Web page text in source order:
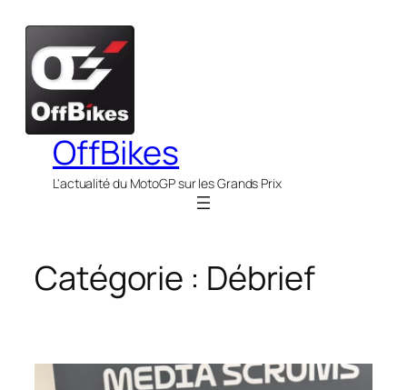
contenu
OffBikes
L'actualité du MotoGP sur les Grands Prix
Catégorie : Débrief